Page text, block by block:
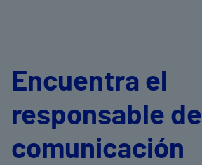
Encuentra el
responsable de
comunicación